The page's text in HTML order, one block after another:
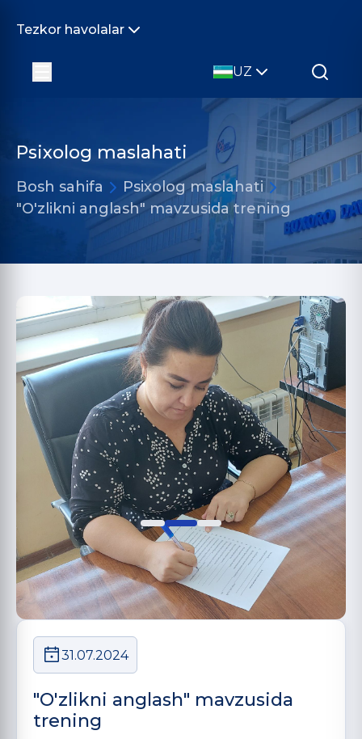
Tezkor havolalar
UZ
Psixolog maslahati
Bosh sahifa
Psixolog maslahati
"O'zlikni anglash" mavzusida trening
31.07.2024
"O'zlikni anglash" mavzusida
trening